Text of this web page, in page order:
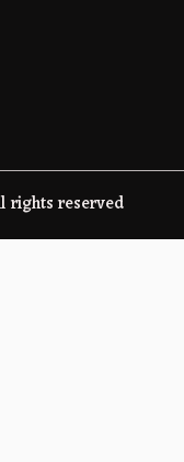
rights reserved